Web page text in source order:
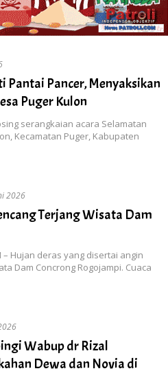
Pantai Pancer, Menyaksikan
Puger Kulon
serangkaian acara Selamatan
Kecamatan Puger, Kabupaten
2026
Terjang Wisata Dam
– Hujan deras yang disertai angin
Dam Concrong Rogojampi. Cuaca
Wabup dr Rizal
Dewa dan Novia di